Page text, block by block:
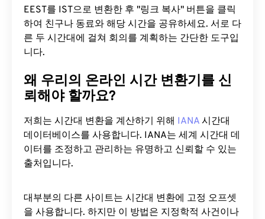
EEST를 IST으로 변환한 후 "링크 복사" 버튼을 클릭
하여 친구나 동료와 해당 시간을 공유하세요. 서로 다
른 두 시간대에 걸쳐 회의를 계획하는 간단한 도구입
니다.
왜 우리의 온라인 시간 변환기를 신
뢰해야 할까요?
저희는 시간대 변환을 계산하기 위해 IANA 시간대
데이터베이스를 사용합니다. IANA는 세계 시간대 데
이터를 조정하고 관리하는 유명하고 신뢰할 수 있는
출처입니다.
대부분의 다른 사이트는 시간대 변환에 ​​고정 오프셋
을 사용합니다. 하지만 이 방법은 지정학적 사건이나